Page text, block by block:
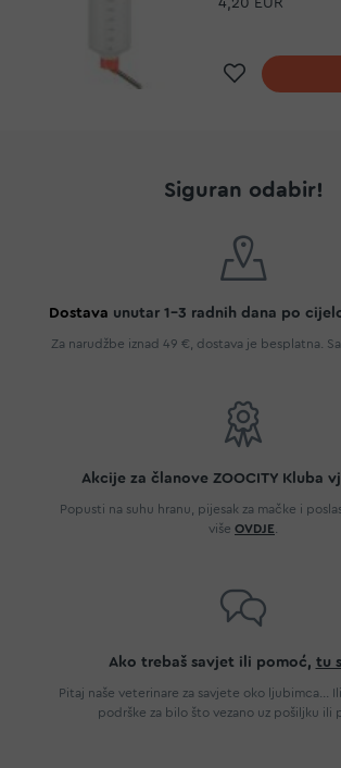
Dodaj
Siguran odabir!
Dostava unutar 1-3 radnih dana po
Za narudžbe iznad 49 €, dostava je besplatna.
Akcije za članove ZOOCITY Kluba
Popusti na suhu hranu, pijesak za mačke i
više OVDJE
Ako trebaš savjet ili pomoć, tu
Pitaj naše veterinare za savjete oko ljubimca...
podrške za bilo što vezano uz pošiljku ili